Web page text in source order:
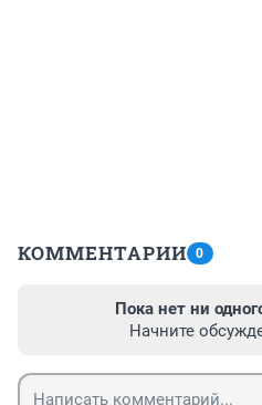
КОММЕНТАРИИ 0
Пока нет ни
Начните